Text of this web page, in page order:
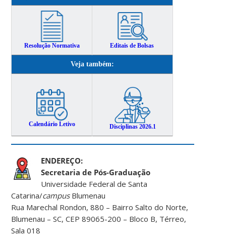
Resolução Normativa Editais de Bolsas
Veja também:
Calendário Letivo Disciplinas 2026.1
ENDEREÇO:
Secretaria de Pós-Graduação
Universidade Federal de Santa
Catarina/campusBlumenau
Rua Marechal Rondon, 880 – Bairro Salto do Norte,
Blumenau – SC, CEP 89065-200 – Bloco B, Térreo,
Sala 018